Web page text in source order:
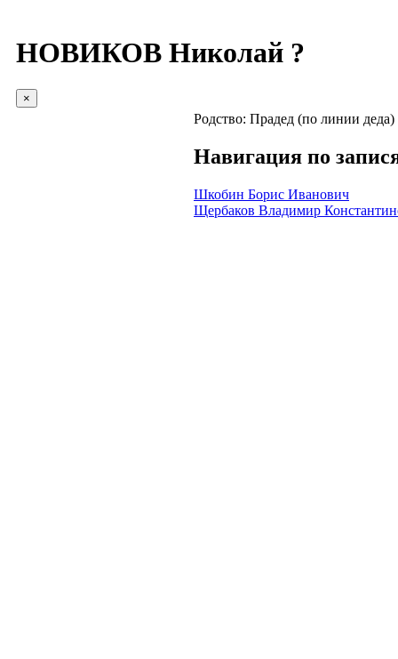
НОВИКОВ Николай ?
×
Родство: Прадед (по линии деда)
Навигация по
Шкобин Борис Иванович
Щербаков Владимир